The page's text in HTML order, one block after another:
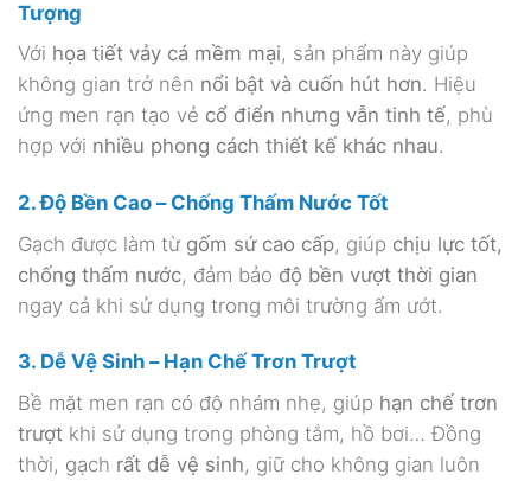
Tượng
Với họa tiết vảy cá mềm mại, sản phẩm này giúp
không gian trở nên nổi bật và cuốn hút hơn. Hiệu
ứng men rạn tạo vẻ cổ điển nhưng vẫn tinh tế, phù
hợp với nhiều phong cách thiết kế khác nhau.
2. Độ Bền Cao – Chống Thấm Nước Tốt
Gạch được làm từ gốm sứ cao cấp, giúp chịu lực tốt,
chống thấm nước, đảm bảo độ bền vượt thời gian
ngay cả khi sử dụng trong môi trường ẩm ướt.
3. Dễ Vệ Sinh – Hạn Chế Trơn Trượt
Bề mặt men rạn có độ nhám nhẹ, giúp hạn chế trơn
trượt khi sử dụng trong phòng tắm, hồ bơi… Đồng
thời, gạch rất dễ vệ sinh, giữ cho không gian luôn